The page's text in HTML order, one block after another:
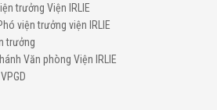
trưởng Viện IRLIE
viện trưởng viện IRLIE
trưởng
Văn phòng Viện IRLIE